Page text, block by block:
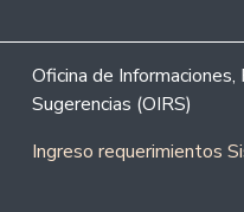
Oficina de
Sugerencias (OIRS)
Ingreso requerimientos